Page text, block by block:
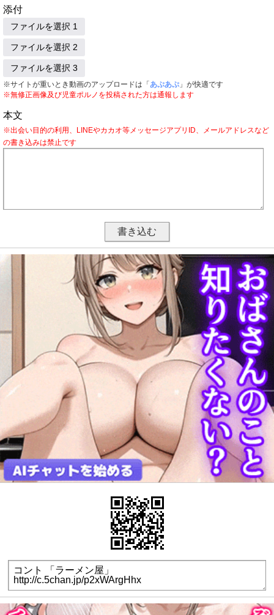
添付
ファイルを選択 1
ファイルを選択 2
ファイルを選択 3
※サイトが重いとき動画のアップロードは「 あぷあぷ 」が快適です
※無修正画像及び児童ポルノを投稿された方は通報します
本文
※出会い目的の利用、LINEやカカオ等メッセージアプリID、メールアドレスなど
の書き込みは禁止です